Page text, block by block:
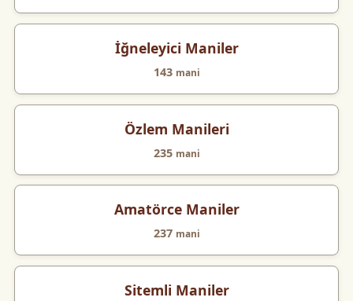
İğneleyici Maniler
143 mani
Özlem Manileri
235 mani
Amatörce Maniler
237 mani
Sitemli Maniler